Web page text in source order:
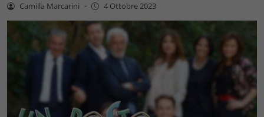
Camilla Marcarini - 4 Ottobre 2023